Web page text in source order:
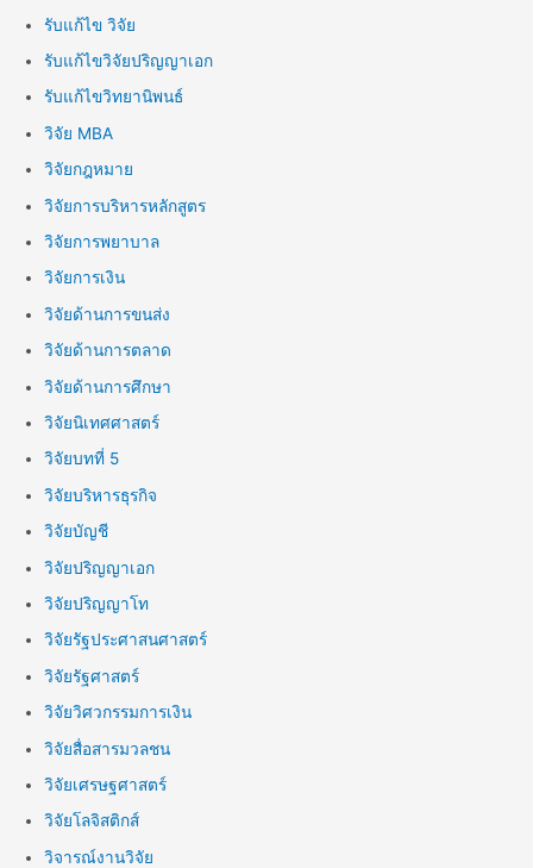
รับแก้ไข วิจัย
รับแก้ไขวิจัยปริญญาเอก
รับแก้ไขวิทยานิพนธ์
วิจัย MBA
วิจัยกฎหมาย
วิจัยการบริหารหลักสูตร
วิจัยการพยาบาล
วิจัยการเงิน
วิจัยด้านการขนส่ง
วิจัยด้านการตลาด
วิจัยด้านการศึกษา
วิจัยนิเทศศาสตร์
วิจัยบทที่ 5
วิจัยบริหารธุรกิจ
วิจัยบัญชี
วิจัยปริญญาเอก
วิจัยปริญญาโท
วิจัยรัฐประศาสนศาสตร์
วิจัยรัฐศาสตร์
วิจัยวิศวกรรมการเงิน
วิจัยสื่อสารมวลชน
วิจัยเศรษฐศาสตร์
วิจัยโลจิสติกส์
วิจารณ์งานวิจัย